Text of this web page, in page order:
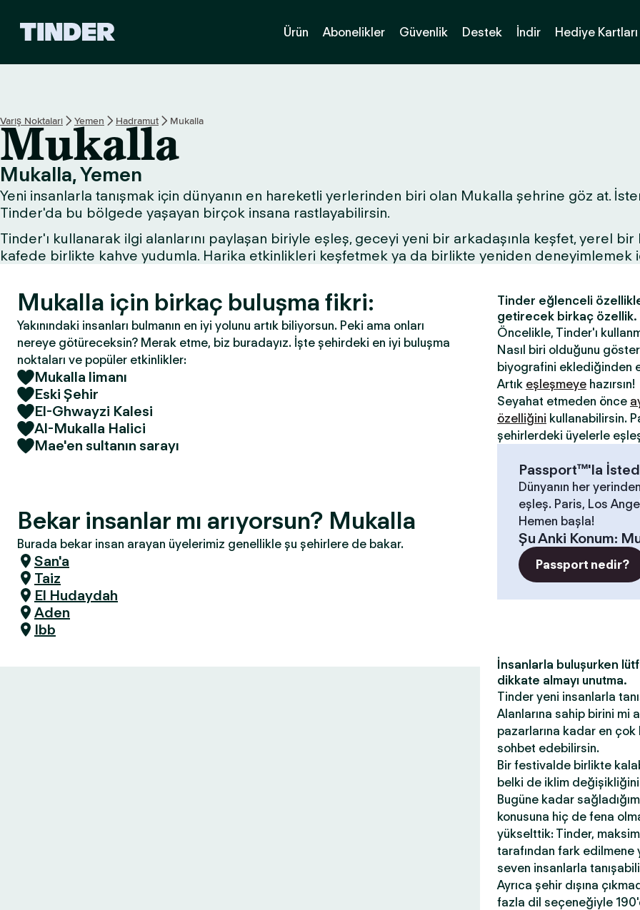
A
n
S
a
y
f
Ürün Abonelikler Güvenlik Destek İndir Hediye Kartları
Varış Noktaları Yemen Hadramut Mukalla
Mukalla
Mukalla, Yemen
Yeni insanlarla tanışmak için dünyanın en hareketli yerlerinden biri olan Mukalla şehrine göz at.
Tinder'da bu bölgede yaşayan birçok insana rastlayabilirsin.
Tinder'ı kullanarak ilgi alanlarını paylaşan biriyle eşleş, geceyi yeni bir arkadaşınla keşfet, yerel
kafede birlikte kahve yudumla. Harika etkinlikleri keşfetmek ya da birlikte yeniden deneyimlemek
Mukalla için birkaç buluşma fikri:
Yakınındaki insanları bulmanın en iyi yolunu artık biliyorsun. Peki ama onları
nereye götüreceksin? Merak etme, biz buradayız. İşte şehirdeki en iyi buluşma
noktaları ve popüler etkinlikler:
Mukalla limanı
Eski Şehir
El-Ghwayzi Kalesi
Al-Mukalla Halici
Mae'en sultanın sarayı
Bekar insanlar mı arıyorsun? Mukalla
Burada bekar insan arayan üyelerimiz genellikle şu şehirlere de bakar.
San'a
Taiz
El Hudaydah
Aden
Ibb
Tinder eğlenceli
getirecek birkaç özellik.
Öncelikle, Tinder'ı
Nasıl biri olduğunu
biyografini eklediğinden
Artık eşleşmeye hazırsın!
Seyahat etmeden önce
özelliğini kullanabilirsin.
şehirlerdeki üyelerle
Passport™'la
Dünyanın her
eşleş. Paris, Los
Hemen başla!
Şu Anki Konum:
Passport nedir?
İnsanlarla buluşurken
dikkate almayı unutma.
Tinder yeni insanlarla
Alanlarına sahip birini mi
pazarlarına kadar en çok
sohbet edebilirsin.
Bir festivalde birlikte
belki de iklim
Bugüne kadar
konusuna hiç de fena
yükselttik: Tinder,
tarafından fark edilmene
seven insanlarla
Ayrıca şehir dışına
fazla dil seçeneğiyle